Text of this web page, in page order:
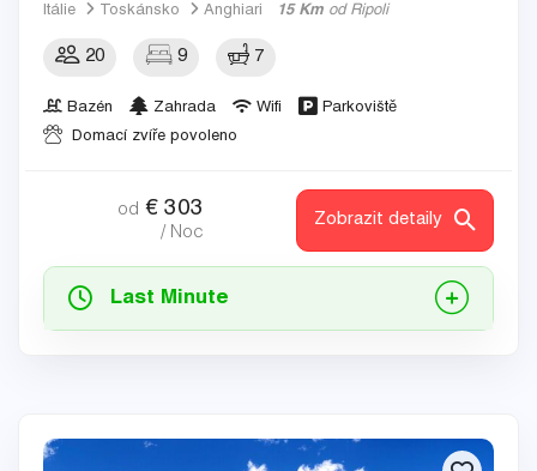
Itálie Toskánsko Anghiari 15 Km od Ripoli
20 9 7
Bazén Zahrada Wifi
Parkoviště
Domací zvíře povoleno
od € 303
/ Noc
Zobrazit detaily
Last Minute